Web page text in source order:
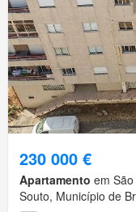
230 000 €
Apartamento em
Souto, Município de